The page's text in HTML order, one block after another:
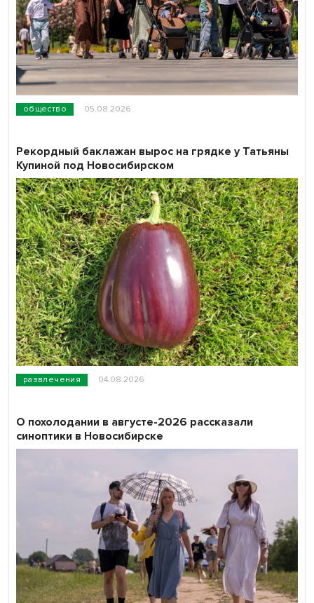
общество 05.08.2026
развлечения 04.08.2026
Рекордный баклажан вырос на грядке у Татьяны
Купиной под Новосибирском
О похолодании в августе-2026 рассказали
синоптики в Новосибирске